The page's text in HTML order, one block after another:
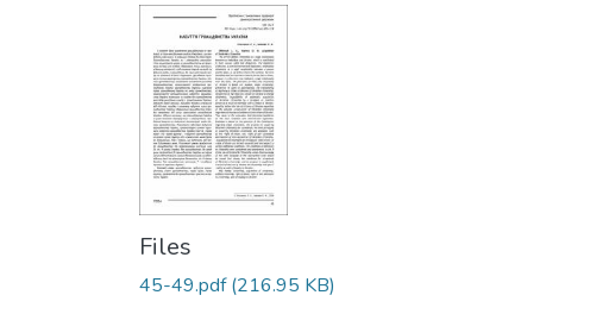
Files
45-49.pdf(216.95 KB)